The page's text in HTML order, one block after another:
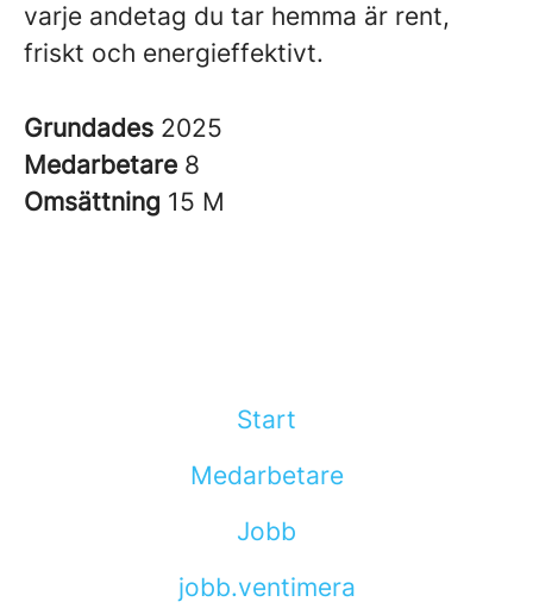
varje andetag du tar hemma är rent,
friskt och energieffektivt.
Grundades 2025
Medarbetare 8
Omsättning 15 M
Start
Medarbetare
Jobb
jobb.ventimera